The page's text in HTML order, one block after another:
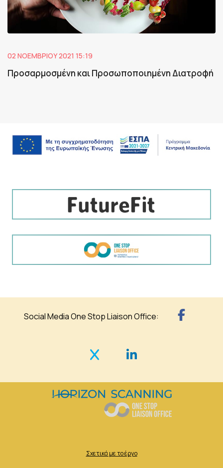
02 ΝΟΕΜΒΡΊΟΥ 2021 15:19
Προσαρμοσμένη και Προσωποποιημένη Διατροφή
Social Media One Stop Liaison Office:
Σχετικά με το έργο